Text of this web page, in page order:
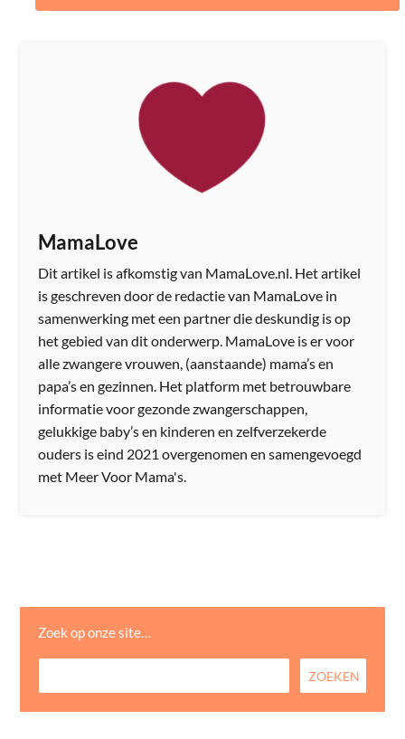
MamaLove
Dit artikel is afkomstig van MamaLove.nl. Het artikel
is geschreven door de redactie van MamaLove in
samenwerking met een partner die deskundig is op
het gebied van dit onderwerp. MamaLove is er voor
alle zwangere vrouwen, (aanstaande) mama’s en
papa’s en gezinnen. Het platform met betrouwbare
informatie voor gezonde zwangerschappen,
gelukkige baby’s en kinderen en zelfverzekerde
ouders is eind 2021 overgenomen en samengevoegd
met Meer Voor Mama's.
Zoek op onze site…